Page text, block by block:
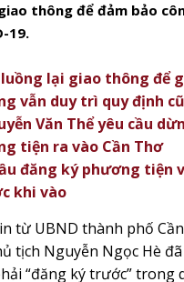
thông để đảm bảo
19.
luồng lại giao thông để
vẫn duy trì quy định cũ
Văn Thể yêu cầu
tiện ra vào Cần Thơ
đăng ký phương tiện
khi vào
từ UBND thành phố
tịch Nguyễn Ngọc Hè
“đăng ký trước” trong